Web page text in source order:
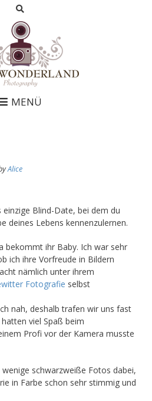
MENÜ
Alice
Blind-Date, bei dem du
deines Lebens kennenzulernen.
bekommt ihr Baby. Ich war sehr
ich ihre Vorfreude in Bildern
nämlich unter ihrem
Fotografie selbst
nah, deshalb trafen wir uns fast
viel Spaß beim
Profi vor der Kamera musste
schwarzweiße Fotos dabei,
in Farbe schon sehr stimmig und